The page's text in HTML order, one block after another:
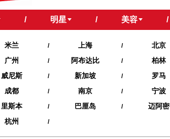
/ 明星 / 美容 /
米兰 / 上海 / 北京
广州 / 阿布达比 / 柏林
威尼斯 / 新加坡 / 罗马
成都 / 南京 / 宁波
里斯本 / 巴厘岛 / 迈阿密
杭州 /